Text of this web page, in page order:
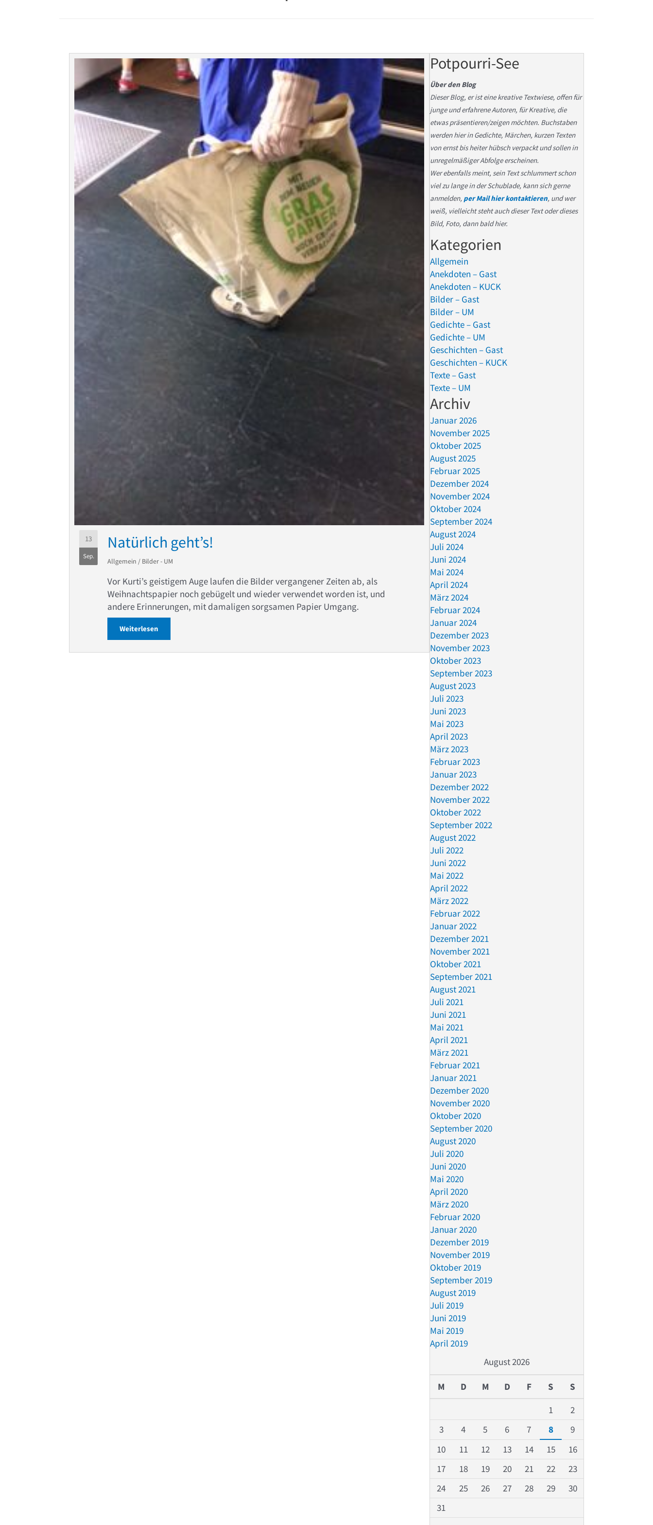
13
Sep.
Natürlich geht’s!
Allgemein / Bilder - UM
Vor Kurti’s geistigem Auge laufen die Bilder vergangener Zeiten ab, als
Weihnachtspapier noch gebügelt und wieder verwendet worden ist, und
andere Erinnerungen, mit damaligen sorgsamen Papier Umgang.
Weiterlesen
Potpourri-See
Über den Blog
Dieser Blog, er ist eine kreative Textwiese, offen für
junge und erfahrene Autoren, für Kreative, die
etwas präsentieren/zeigen möchten. Buchstaben
werden hier in Gedichte, Märchen, kurzen Texten
von ernst bis heiter hübsch verpackt und sollen in
unregelmäßiger Abfolge erscheinen.
Wer ebenfalls meint, sein Text schlummert schon
viel zu lange in der Schublade, kann sich gerne
anmelden, per Mail hier kontaktieren, und wer
weiß, vielleicht steht auch dieser Text oder dieses
Bild, Foto, dann bald hier.
Kategorien
Allgemein
Anekdoten – Gast
Anekdoten – KUCK
Bilder – Gast
Bilder – UM
Gedichte – Gast
Gedichte – UM
Geschichten – Gast
Geschichten – KUCK
Texte – Gast
Texte – UM
Archiv
Januar 2026
November 2025
Oktober 2025
August 2025
Februar 2025
Dezember 2024
November 2024
Oktober 2024
September 2024
August 2024
Juli 2024
Juni 2024
Mai 2024
April 2024
März 2024
Februar 2024
Januar 2024
Dezember 2023
November 2023
Oktober 2023
September 2023
August 2023
Juli 2023
Juni 2023
Mai 2023
April 2023
März 2023
Februar 2023
Januar 2023
Dezember 2022
November 2022
Oktober 2022
September 2022
August 2022
Juli 2022
Juni 2022
Mai 2022
April 2022
März 2022
Februar 2022
Januar 2022
Dezember 2021
November 2021
Oktober 2021
September 2021
August 2021
Juli 2021
Juni 2021
Mai 2021
April 2021
März 2021
Februar 2021
Januar 2021
Dezember 2020
November 2020
Oktober 2020
September 2020
August 2020
Juli 2020
Juni 2020
Mai 2020
April 2020
März 2020
Februar 2020
Januar 2020
Dezember 2019
November 2019
Oktober 2019
September 2019
August 2019
Juli 2019
Juni 2019
Mai 2019
April 2019
August 2026
M D M D F S
S
1
2
3
4 5 6 7 8
9
10
11 12 13 14 15
16
17
18 19 20 21 22
23
24
25 26 27 28 29
30
31